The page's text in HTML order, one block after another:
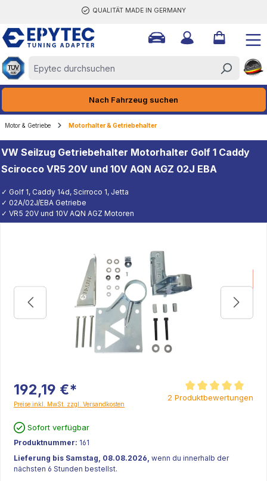
QUALITÄT MADE IN GERMANY
Nach Fahrzeug suchen
Motor & Getriebe Motorhalter & Getriebehalter
VW Seilzug Getriebehalter Motorhalter Golf 1 Caddy
Scirocco VR5 20V und 10V AQN AGZ 02J EBA
✓ Golf 1, Caddy 14d, Scirroco 1, Jetta
✓ 02A/02J/EBA Getriebe
✓ VR5 20V und 10V AQN AGZ Motoren
192,19 €*
Preise inkl. MwSt. zzgl. Versandkosten
Durchschnittliche
2 Produktbewertungen
Sofort verfügbar
Produktnummer: 161
Lieferung bis Samstag, 08.08.2026, wenn du innerhalb der
nächsten 6 Stunden bestellst.